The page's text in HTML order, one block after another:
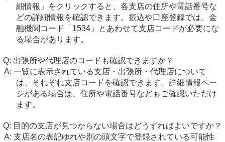
細情報」をクリックすると、各支店の住所や電話番号な
どの詳細情報を確認できます。振込や口座登録では、金
融機関コード「1534」とあわせて支店コードが必要にな
る場合があります。
出張所や代理店のコードも確認できますか？
一覧に表示されている支店・出張所・代理店について
は、それぞれ支店コードを確認できます。詳細情報ペー
ジがある場合は、住所や電話番号などもご確認いただけ
ます。
目的の支店が見つからない場合はどうすればよいですか？
支店名の表記ゆれや別の頭文字で登録されている可能性